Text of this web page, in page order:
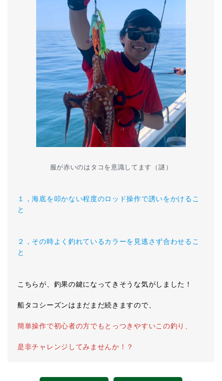
服が赤いのはタコを意識してます（謎）
１，海底を叩かない程度のロッド操作で誘いをかけるこ
と
２，その時よく釣れているカラーを見逃さず合わせるこ
と
こちらが、釣果の鍵になってきそうな気がしました！
船タコシーズンはまだまだ続きますので、
簡単操作で初心者の方でもとっつきやすいこの釣り、
是非チャレンジしてみませんか！？